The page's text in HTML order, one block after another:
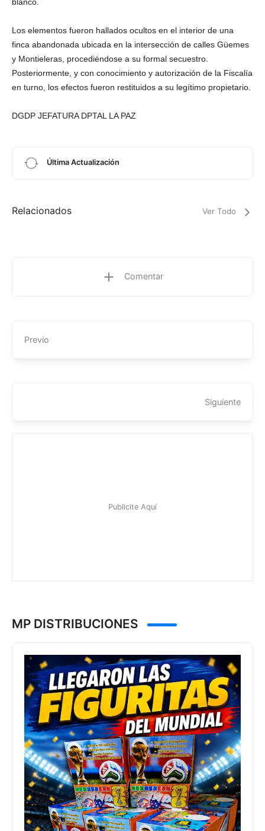
blanco.
Los elementos fueron hallados ocultos en el interior de una
finca abandonada ubicada en la intersección de calles Güemes
y Montieleras, procediéndose a su formal secuestro.
Posteriormente, y con conocimiento y autorización de la Fiscalía
en turno, los efectos fueron restituidos a su legítimo propietario.
DGDP JEFATURA DPTAL LA PAZ
Última Actualización
Relacionados Ver Todo
Comentar
Previo
Siguiente
MP DISTRIBUCIONES